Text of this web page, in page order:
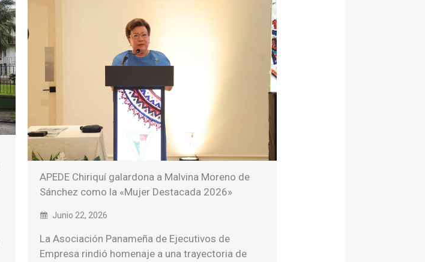
APEDE Chiriquí galardona a Malvina Moreno de
Sánchez como la «Mujer Destacada 2026»
Junio 22, 2026
La Asociación Panameña de Ejecutivos de
Empresa rindió homenaje a una trayectoria de